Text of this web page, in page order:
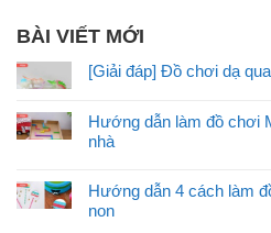
BÀI VIẾT MỚI
[Giải đáp] Đồ chơi dạ
Hướng dẫn làm đồ chơi
nhà
Hướng dẫn 4 cách làm
non